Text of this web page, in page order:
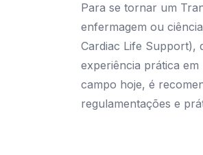
Para se tornar um
enfermagem ou
Cardiac Life Support),
experiência prática
campo hoje, é
regulamentações e